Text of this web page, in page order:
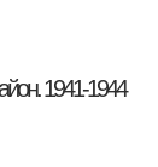
1941-1944